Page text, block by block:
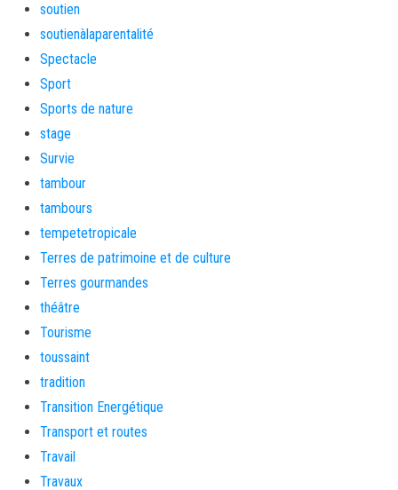
soutien
soutienàlaparentalité
Spectacle
Sport
Sports de nature
stage
Survie
tambour
tambours
tempetetropicale
Terres de patrimoine et de culture
Terres gourmandes
théâtre
Tourisme
toussaint
tradition
Transition Energétique
Transport et routes
Travail
Travaux